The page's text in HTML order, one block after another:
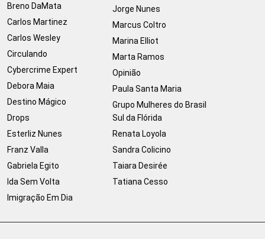
Breno DaMata
Carlos Martinez
Carlos Wesley
Circulando
Cybercrime Expert
Debora Maia
Destino Mágico
Drops
Esterliz Nunes
Franz Valla
Gabriela Egito
Ida Sem Volta
Imigração Em Dia
Jorge Nunes
Marcus Coltro
Marina Elliot
Marta Ramos
Opinião
Paula Santa Maria
Grupo Mulheres do Brasil
Sul da Flórida
Renata Loyola
Sandra Colicino
Taiara Desirée
Tatiana Cesso